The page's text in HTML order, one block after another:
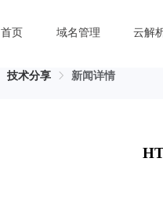
首页 域名管理 云解
技术分享 新闻详情